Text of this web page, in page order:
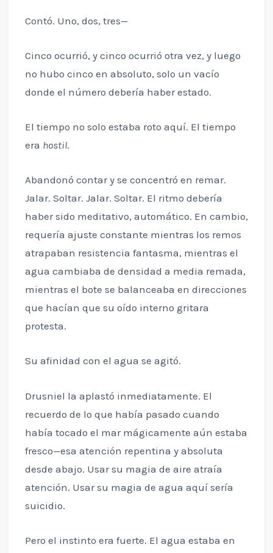
Contó. Uno, dos, tres—
Cinco ocurrió, y cinco ocurrió otra vez, y luego
no hubo cinco en absoluto, solo un vacío
donde el número debería haber estado.
El tiempo no solo estaba roto aquí. El tiempo
era hostil.
Abandonó contar y se concentró en remar.
Jalar. Soltar. Jalar. Soltar. El ritmo debería
haber sido meditativo, automático. En cambio,
requería ajuste constante mientras los remos
atrapaban resistencia fantasma, mientras el
agua cambiaba de densidad a media remada,
mientras el bote se balanceaba en direcciones
que hacían que su oído interno gritara
protesta.
Su afinidad con el agua se agitó.
Drusniel la aplastó inmediatamente. El
recuerdo de lo que había pasado cuando
había tocado el mar mágicamente aún estaba
fresco—esa atención repentina y absoluta
desde abajo. Usar su magia de aire atraía
atención. Usar su magia de agua aquí sería
suicidio.
Pero el instinto era fuerte. El agua estaba en